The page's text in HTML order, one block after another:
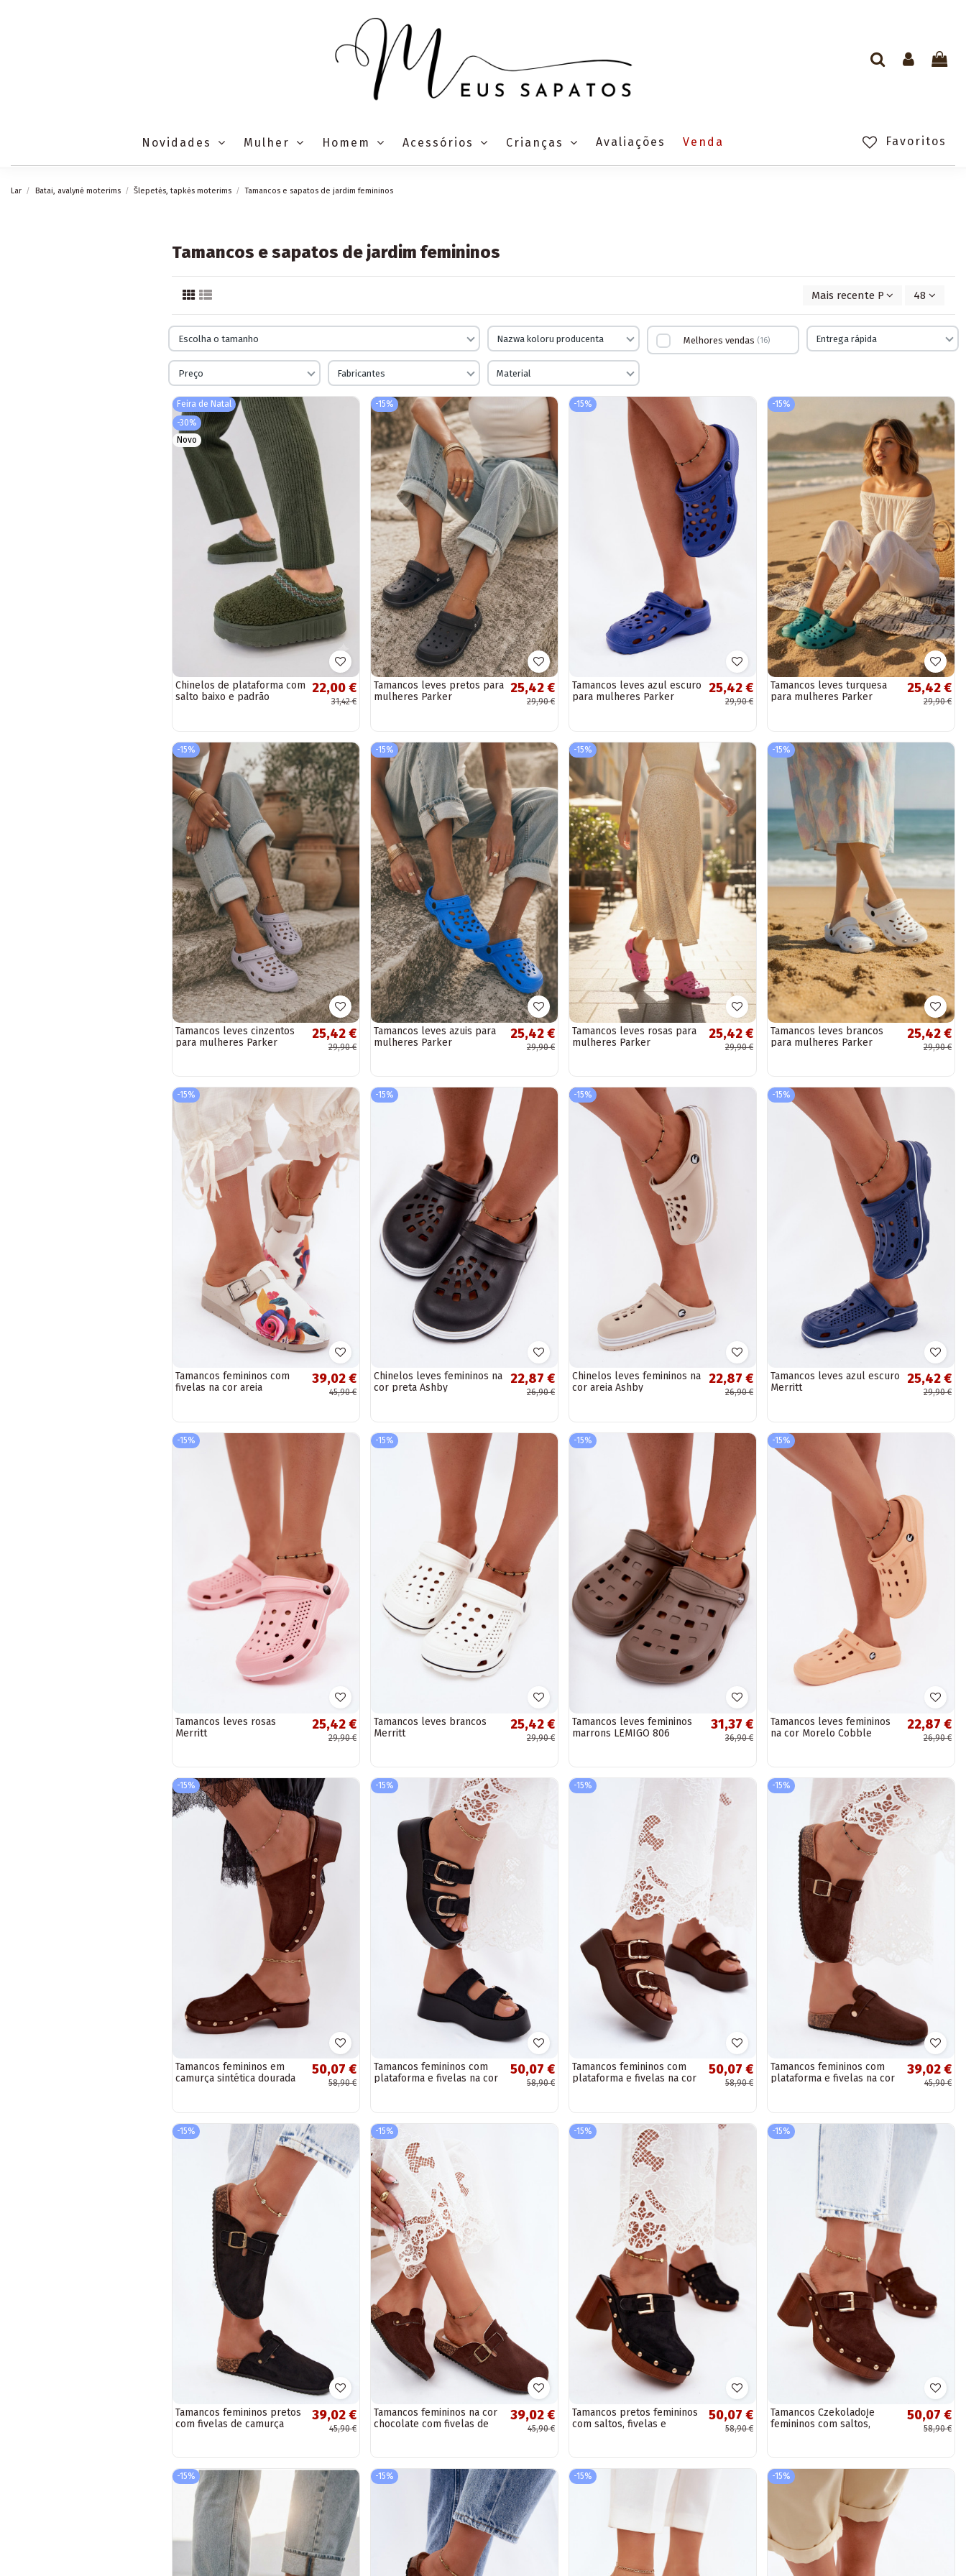
Novidades Mulher Homem Acessórios Crianças Avaliações Favoritos
Venda
Lar Batai, avalynė moterims Šlepetės, tapkės moterims Tamancos e sapatos de jardim femininos
Tamancos e sapatos de jardim femininos
Mais recente Primeiro48
Escolha o tamanho Nazwa koloru producenta Melhores vendas 16 Entrega rápida
Preço Fabricantes Material
Feira de Natal
-30%
Novo
Chinelos de plataforma com
salto baixo e padrão
22,00 €
31,42 €
-15%
Tamancos leves pretos para
mulheres Parker
25,42 €
29,90 €
-15%
Tamancos leves azul escuro
para mulheres Parker
25,42 €
29,90 €
-15%
Tamancos leves turquesa
para mulheres Parker
25,42 €
29,90 €
-15%
Tamancos leves cinzentos
para mulheres Parker
25,42 €
29,90 €
-15%
Tamancos leves azuis para
mulheres Parker
25,42 €
29,90 €
-15%
Tamancos leves rosas para
mulheres Parker
25,42 €
29,90 €
-15%
Tamancos leves brancos
para mulheres Parker
25,42 €
29,90 €
-15%
Tamancos femininos com
fivelas na cor areia
39,02 €
45,90 €
-15%
Chinelos leves femininos na
cor preta Ashby
22,87 €
26,90 €
-15%
Chinelos leves femininos na
cor areia Ashby
22,87 €
26,90 €
-15%
Tamancos leves azul escuro
Merritt
25,42 €
29,90 €
-15%
Tamancos leves rosas
Merritt
25,42 €
29,90 €
-15%
Tamancos leves brancos
Merritt
25,42 €
29,90 €
-15%
Tamancos leves femininos
marrons LEMIGO 806
31,37 €
36,90 €
-15%
Tamancos leves femininos
na cor Morelo Cobble
22,87 €
26,90 €
-15%
Tamancos femininos em
camurça sintética dourada
50,07 €
58,90 €
-15%
Tamancos femininos com
plataforma e fivelas na cor
50,07 €
58,90 €
-15%
Tamancos femininos com
plataforma e fivelas na cor
50,07 €
58,90 €
-15%
Tamancos femininos com
plataforma e fivelas na cor
39,02 €
45,90 €
-15%
Tamancos femininos pretos
com fivelas de camurça
39,02 €
45,90 €
-15%
Tamancos femininos na cor
chocolate com fivelas de
39,02 €
45,90 €
-15%
Tamancos pretos femininos
com saltos, fivelas e
50,07 €
58,90 €
-15%
Tamancos CzekoladoĮe
femininos com saltos,
50,07 €
58,90 €
-15% -15% -15% -15%